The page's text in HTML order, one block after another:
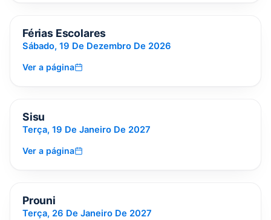
Férias Escolares
Sábado, 19 De Dezembro De 2026
Ver a página
Sisu
Terça, 19 De Janeiro De 2027
Ver a página
Prouni
Terça, 26 De Janeiro De 2027